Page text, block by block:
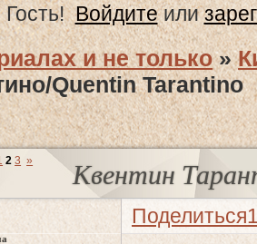
Войдитеили
и не только »
Quentin Tarantino
Квентин
2 3 »
Поделиться